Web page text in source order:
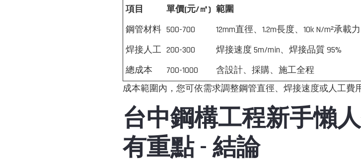
項目 單價(元/㎡) 範圍
鋼管材料 500-700
12mm直徑、1.2m長度、10k N/m²承載力
焊接人工 200-300
焊接速度 5m/min、焊接品質 95%
總成本
700-1000
含設計、採購、施工全程
成本範圍內，您可依需求調整鋼管直徑、焊接速度或人工費
台中鋼構工程新手懶
有重點 - 結論